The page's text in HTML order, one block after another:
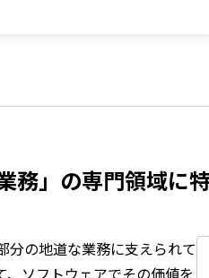
務」の専門領域に
分の地道な業務に支えられて
ソフトウェアでその価値を